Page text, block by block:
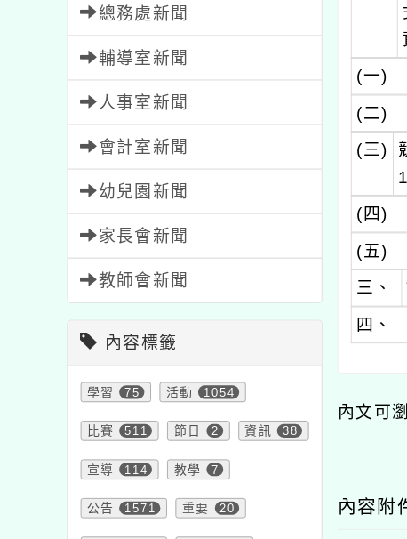
總務處新聞
輔導室新聞
人事室新聞
會計室新聞
幼兒園新聞
家長會新聞
教師會新聞
內容標籤
學習 75 活動 1054
比賽 511 節日 2 資訊 38
宣導 114 教學 7
公告 1571 重要 20
(一)
(二)
(三)
(四)
(五)
三、
四、
內文可
內容附